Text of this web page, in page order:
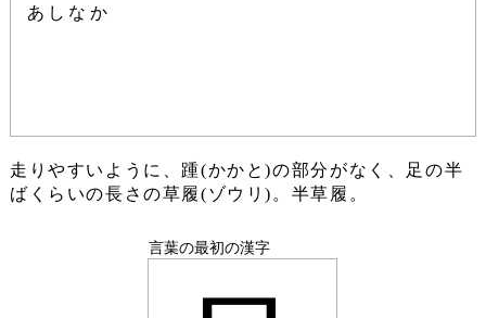
あしなか
走りやすいように、踵(かかと)の部分がなく、足の半
ばくらいの長さの草履(ゾウリ)。半草履。
言葉の最初の漢字